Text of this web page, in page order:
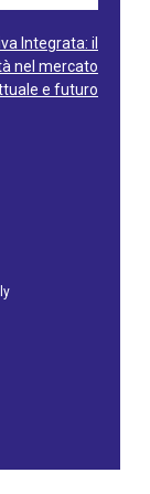
Integrata: il
nel mercato
e futuro